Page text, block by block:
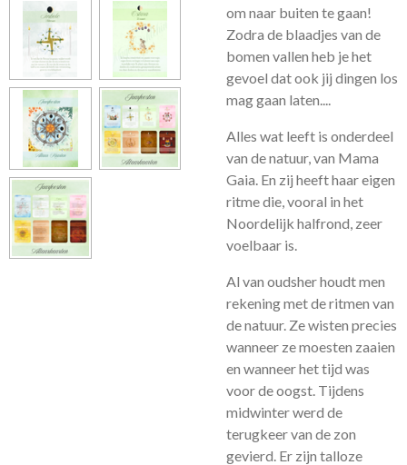
om naar buiten te gaan!
Zodra de blaadjes van de
bomen vallen heb je het
gevoel dat ook jij dingen los
mag gaan laten....
Alles wat leeft is onderdeel
van de natuur, van Mama
Gaia. En zij heeft haar eigen
ritme die, vooral in het
Noordelijk halfrond, zeer
voelbaar is.
Al van oudsher houdt men
rekening met de ritmen van
de natuur. Ze wisten precies
wanneer ze moesten zaaien
en wanneer het tijd was
voor de oogst. Tijdens
midwinter werd de
terugkeer van de zon
gevierd. Er zijn talloze